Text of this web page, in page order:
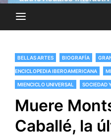
BELLAS ARTES BIOGRAFÍA
ENCICLOPEDIA IBEROAMERICANA
MIENCICLO UNIVERSAL SOCIEDAD
Muere
Caballé, la